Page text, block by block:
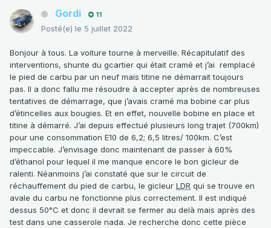
Gordi 11
Posté(e) le 5 juillet 2022
Bonjour à tous. La voiture tourne à merveille. Récapitulatif des
interventions, shunte du gcartier qui était cramé et j’ai remplacé
le pied de carbu par un neuf mais titine ne démarrait toujours
pas. Il a donc fallu me résoudre à accepter après de nombreuses
tentatives de démarrage, que j’avais cramé ma bobine car plus
d’étincelles aux bougies. Et en effet, nouvelle bobine en place et
titine à démarré. J’ai depuis effectué plusieurs long trajet (700km)
pour une consommation E10 de 6,2; 6,5 litres/ 100km. C’est
impeccable. J’envisage donc maintenant de passer à 60%
d’éthanol pour lequel il me manque encore le bon gicleur de
ralenti. Néanmoins j’ai constaté que sur le circuit de
réchauffement du pied de carbu, le gicleur LDR qui se trouve en
avale du carbu ne fonctionne plus correctement. Il est indiqué
dessus 50°C et donc il devrait se fermer au delà mais après des
test dans une casserole nada. Je recherche donc cette pièce